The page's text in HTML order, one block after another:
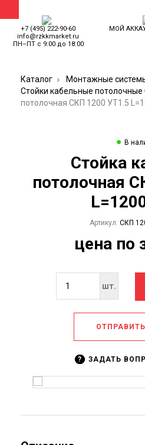
+7 (495) 222-90-60
info@rzkkmarket.ru
ПН–ПТ с 9:00 до 18:00
МОЙ
+7 (495) 222-90-60
info@rzkkmarket.ru
ПН–ПТ с 9:00 до 18:00
Вход /
Регистрация
КОНТАКТЫ
Каталог Монтажные
Стойки кабельные потолочные
потолочная СКП 1200 УТ1.5
Стойка
потолочная
Артикул: СКП
цена по
шт.
? ЗАДАТЬ